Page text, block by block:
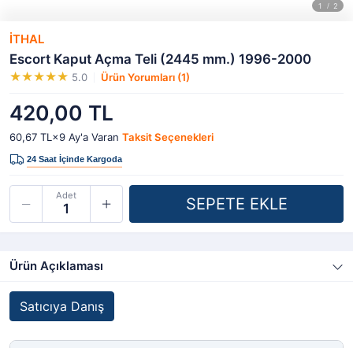
İTHAL
Escort Kaput Açma Teli (2445 mm.) 1996-2000
5.0 Ürün Yorumları (1)
420,00 TL
60,67 TL×9 Ay'a Varan Taksit Seçenekleri
Adet
Ürün Açıklaması
Satıcıya Danış